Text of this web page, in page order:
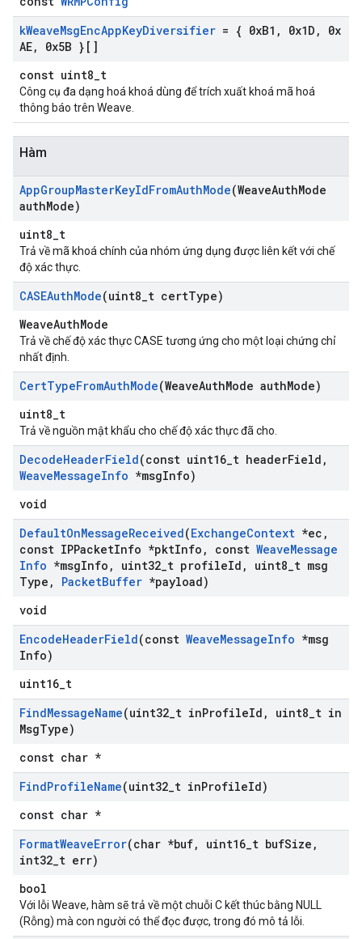
kWeaveMsgEncAppKeyDiversifier = { 0xB1 , 0x1D ,
0x
AE,
0x5B }[]
const uint8_t
Công cụ đa dạng hoá khoá dùng để trích xuất khoá mã hoá
thông báo trên Weave.
Hàm
AppGroupMasterKeyIdFromAuthMode(WeaveAuthMode
authMode)
uint8_t
Trả về mã khoá chính của nhóm ứng dụng được liên kết với chế
độ xác thực.
CASEAuthMode(uint8 t certType)
WeaveAuthMode
Trả về chế độ xác thực CASE tương ứng cho một loại chứng chỉ
nhất định.
CertTypeFromAuthMode(WeaveAuthMode authMode)
uint8_t
Trả về nguồn mật khẩu cho chế độ xác thực đã cho.
DecodeHeaderField(const uint16 t headerField ,
WeaveMessageInfo *msgInfo)
void
DefaultOnMessageReceived(ExchangeContext *ec ,
const IPPacketInfo *pktInfo , const WeaveMessage
Info *msgInfo , uint32 t profileId , uint8 t msg
Type , PacketBuffer *payload)
void
EncodeHeaderField(const WeaveMessageInfo *msg
Info)
uint16_t
FindMessageName(uint32 t inProfileId , uint8 t in
MsgType)
const char *
FindProfileName(uint32 t inProfileId)
const char *
FormatWeaveError(char *buf, uint16 t bufSize ,
int32 t err)
bool
Với lỗi Weave, hàm sẽ trả về một chuỗi C kết thúc bằng NULL
(Rỗng) mà con người có thể đọc được, trong đó mô tả lỗi.